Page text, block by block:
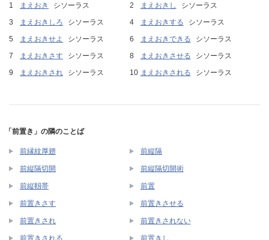
まえおき シソーラス まえおきし
シソーラス
まえおきしろ
シソーラス まえおきする
シソーラス
まえおきせよ
シソーラス まえおきできる
シソーラス
まえおきさす
シソーラス まえおきさせる
シソーラス
まえおきされ
シソーラス まえおきされる シソーラス
「前置き」の隣のことば
前縁紋厚翅 前縦隔
前縦隔切開 前縦隔切開術
前縦靱帯 前置
前置きさす 前置きさせる
前置きされ 前置きされない
前置きされる 前置きし